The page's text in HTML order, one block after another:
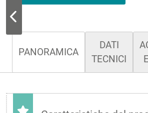
PANORAMICA
DATI
TECNICI